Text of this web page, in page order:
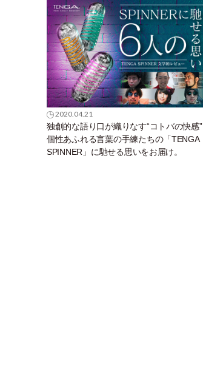
2020.04.21
独創的な語り口が織りなす“コトバの快感”
個性あふれる言葉の手練たちの「TENGA
SPINNER」に馳せる思いをお届け。